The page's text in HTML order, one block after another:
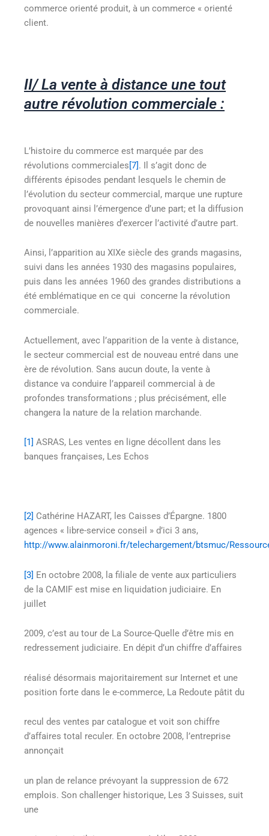
commerce orienté produit, à un commerce « orienté
client.
II/ La vente à distance une tout
autre révolution commerciale :
L’histoire du commerce est marquée par des
révolutions commerciales[7]. Il s’agit donc de
différents épisodes pendant lesquels le chemin de
l’évolution du secteur commercial, marque une rupture
provoquant ainsi l’émergence d’une part; et la diffusion
de nouvelles manières d’exercer l’activité d’autre part.
Ainsi, l’apparition au XIXe siècle des grands magasins,
suivi dans les années 1930 des magasins populaires,
puis dans les années 1960 des grandes distributions a
été emblématique en ce qui concerne la révolution
commerciale.
Actuellement, avec l’apparition de la vente à distance,
le secteur commercial est de nouveau entré dans une
ère de révolution. Sans aucun doute, la vente à
distance va conduire l’appareil commercial à de
profondes transformations ; plus précisément, elle
changera la nature de la relation marchande.
[1] ASRAS, Les ventes en ligne décollent dans les
banques françaises, Les Echos
[2] Cathérine HAZART, les Caisses d’Épargne. 1800
agences « libre-service conseil » d’ici 3 ans,
http://www.alainmoroni.fr/telechargement/btsmuc/
[3] En octobre 2008, la filiale de vente aux particuliers
de la CAMIF est mise en liquidation judiciaire. En
juillet
2009, c’est au tour de La Source-Quelle d’être mis en
redressement judiciaire. En dépit d’un chiffre d’affaires
réalisé désormais majoritairement sur Internet et une
position forte dans le e-commerce, La Redoute pâtit du
recul des ventes par catalogue et voit son chiffre
d’affaires total reculer. En octobre 2008, l’entreprise
annonçait
un plan de relance prévoyant la suppression de 672
emplois. Son challenger historique, Les 3 Suisses, suit
une